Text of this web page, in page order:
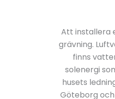
Att installera
grävning.
finns
solenergi
husets
Göteborg